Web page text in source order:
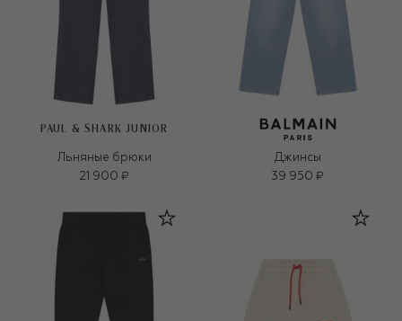
PAUL & SHARK JUNIOR
Льняные брюки
21 900 ₽
Джинсы
39 950 ₽